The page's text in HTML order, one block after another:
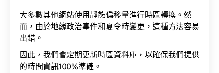
大多數其他網站使用靜態偏移量進行時區轉換。然
而，由於地緣政治事件和夏令時變更，這種方法容易
出錯。
因此，我們會定期更新時區資料庫，以確保我們提供
的時間資訊100%準確。